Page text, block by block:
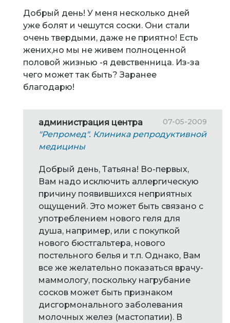
Добрый день! У меня несколько дней
уже болят и чешутся соски. Они стали
очень твердыми, даже не приятно! Есть
жених,но мы не живем полноценной
половой жизнью -я девственница. Из-за
чего может так быть? Заранее
благодарю!
администрация центра 07-05-2009
"Репромед". Клиника репродуктивной
медицины
Добрый день, Татьяна! Во-первых,
Вам надо исключить аллергическую
причину появившихся неприятных
ощущений. Это может быть связано с
употреблением нового геля для
душа, например, или с покупкой
нового бюстгальтера, нового
постельного белья и т.п. Однако, Вам
все же желательно показаться врачу-
маммологу, поскольку нагрубание
сосков может быть признаком
дисгормонального заболевания
молочных желез (мастопатии). В